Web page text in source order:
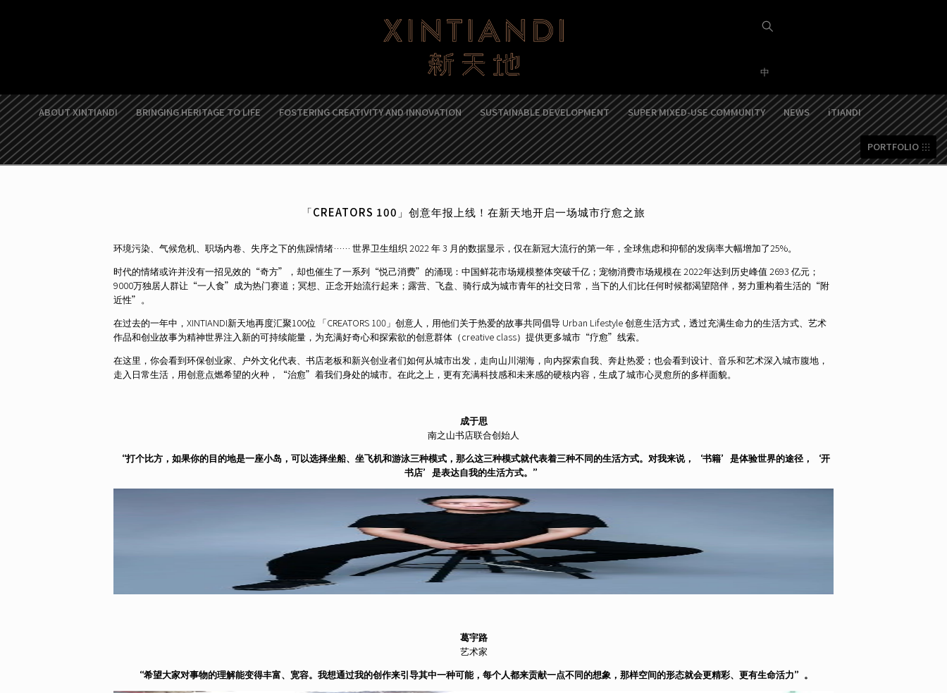
中
ABOUT XINTIANDI BRINGING HERITAGE TO LIFE FOSTERING CREATIVITY AND INNOVATION SUSTAINABLE DEVELOPMENT SUPER MIXED-USE COMMUNITY NEWS iTIANDI
PORTFOLIO
「CREATORS 100」创意年报上线！在新天地开启一场城市疗愈之旅
环境污染、气候危机、职场内卷、失序之下的焦躁情绪…… 世界卫生组织 2022 年 3 月的数据显示，仅在新冠大流行的第一年，全球焦虑和抑郁的发病率大幅增加了25%。
时代的情绪或许并没有一招见效的“奇方”，却也催生了一系列“悦己消费”的涌现：中国鲜花市场规模整体突破千亿；宠物消费市场规模在 2022年达到历史峰值 2693 亿元；
9000万独居人群让“一人食”成为热门赛道；冥想、正念开始流行起来；露营、飞盘、骑行成为城市青年的社交日常，当下的人们比任何时候都渴望陪伴，努力重构着生活的“附
近性”。
在过去的一年中，XINTIANDI新天地再度汇聚100位 「CREATORS 100」创意人，用他们关于热爱的故事共同倡导 Urban Lifestyle 创意生活方式，透过充满生命力的生活方式、艺术
作品和创业故事为精神世界注入新的可持续能量，为充满好奇心和探索欲的创意群体（creative class）提供更多城市“疗愈”线索。
在这里，你会看到环保创业家、户外文化代表、书店老板和新兴创业者们如何从城市出发，走向山川湖海，向内探索自我、奔赴热爱；也会看到设计、音乐和艺术深入城市腹地，
走入日常生活，用创意点燃希望的火种，“治愈”着我们身处的城市。在此之上，更有充满科技感和未来感的硬核内容，生成了城市心灵愈所的多样面貌。
成于思
南之山书店联合创始人
“打个比方，如果你的目的地是一座小岛，可以选择坐船、坐飞机和游泳三种模式，那么这三种模式就代表着三种不同的生活方式。对我来说，‘书籍’是体验世界的途径，‘开
书店’是表达自我的生活方式。”
葛宇路
艺术家
“希望大家对事物的理解能变得丰富、宽容。我想通过我的创作来引导其中一种可能，每个人都来贡献一点不同的想象，那样空间的形态就会更精彩、更有生命活力”。